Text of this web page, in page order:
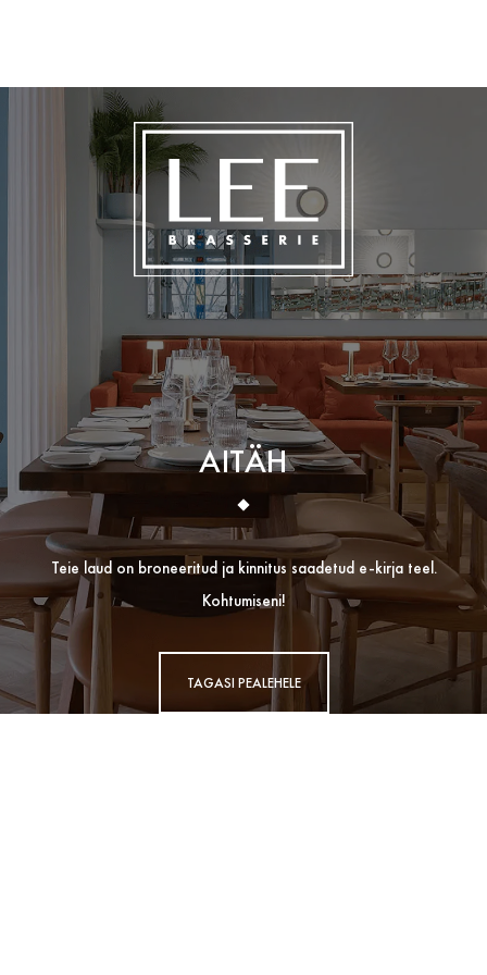
AITÄH
Teie laud on broneeritud ja kinnitus saadetud e-kirja teel.
Kohtumiseni!
TAGASI PEALEHELE